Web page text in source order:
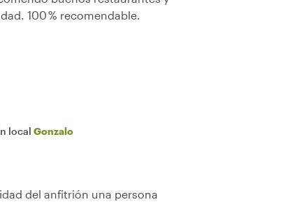
100 % recomendable.
local Gonzalo
del anfitrión una persona